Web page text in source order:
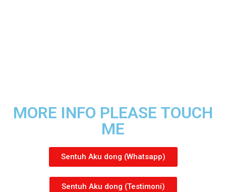
MORE INFO PLEASE TOUCH
ME
Sentuh Aku dong (Whatsapp)
Sentuh Aku dong (Testimoni)